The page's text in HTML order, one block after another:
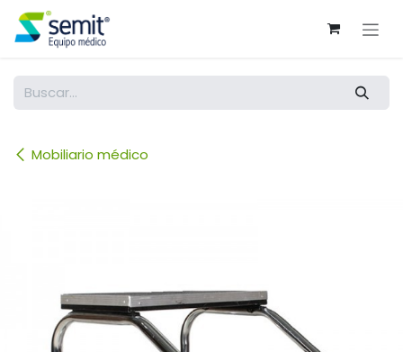
Ir al contenido
Mobiliario médico